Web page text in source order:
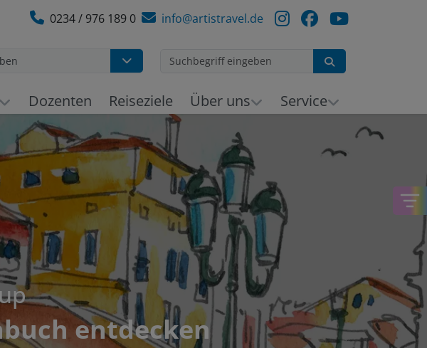
0234 / 976 189 0 info@artistravel.de
Dozenten Reiseziele Über uns Service
entdecken